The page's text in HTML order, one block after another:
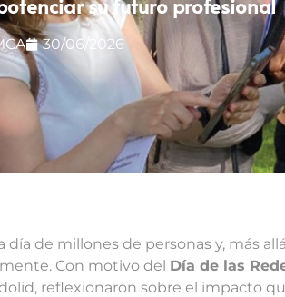
su futuro profesional
30/06/2026
día de millones de personas y, más
Con motivo del Día de las
reflexionaron sobre el impacto